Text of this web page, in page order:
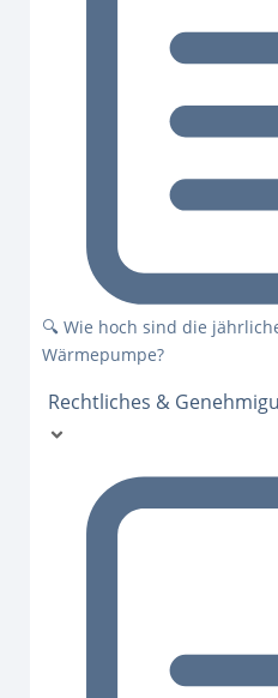
🔍 Wie hoch sind die
Wärmepumpe?
Rechtliches &